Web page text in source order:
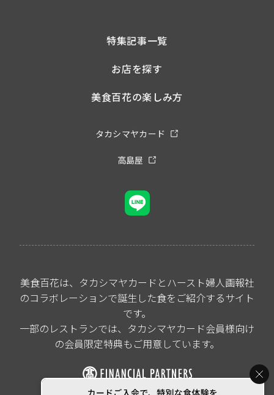
特集記事一覧
お店を探す
美食百花の楽しみ方
タカシマヤカード
高島屋
美食百花は、タカシマヤカードとハースト婦人画報社
のコラボレーションで誕生した食をご紹介するサイト
です。
一部のレストランでは、タカシマヤカード会員様向け
の会員限定特典もご用意しています。